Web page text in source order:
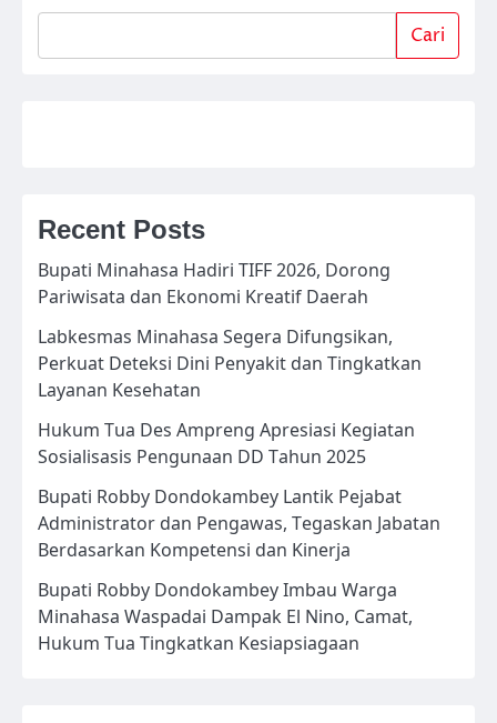
Cari
Recent Posts
Bupati Minahasa Hadiri TIFF 2026, Dorong
Pariwisata dan Ekonomi Kreatif Daerah
Labkesmas Minahasa Segera Difungsikan,
Perkuat Deteksi Dini Penyakit dan Tingkatkan
Layanan Kesehatan
Hukum Tua Des Ampreng Apresiasi Kegiatan
Sosialisasis Pengunaan DD Tahun 2025
Bupati Robby Dondokambey Lantik Pejabat
Administrator dan Pengawas, Tegaskan Jabatan
Berdasarkan Kompetensi dan Kinerja
Bupati Robby Dondokambey Imbau Warga
Minahasa Waspadai Dampak El Nino, Camat,
Hukum Tua Tingkatkan Kesiapsiagaan